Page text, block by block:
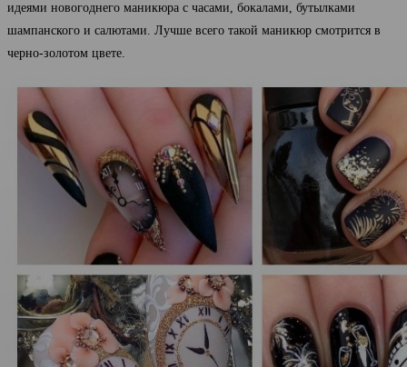
идеями новогоднего маникюра с часами, бокалами, бутылками
шампанского и салютами. Лучше всего такой маникюр смотрится в
черно-золотом цвете.